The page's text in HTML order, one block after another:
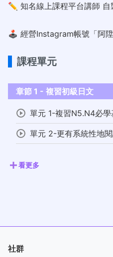
✏️ 知名線上課程平台講師 自
🕹️ 經營Instagram帳號「阿
課程單元
章節 1 - 複習初級日文
單元 1-複習N5.N4必學
單元 2-更有系統性地
看更多
社群